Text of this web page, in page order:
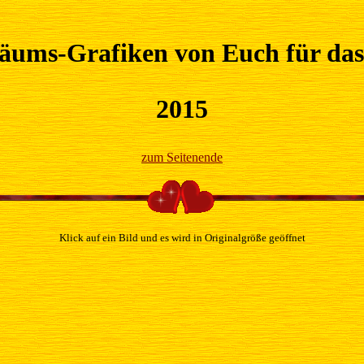
Grafiken von Euch für
2015
zum Seitenende
Klick auf ein Bild und es wird in Originalgröße geöffnet